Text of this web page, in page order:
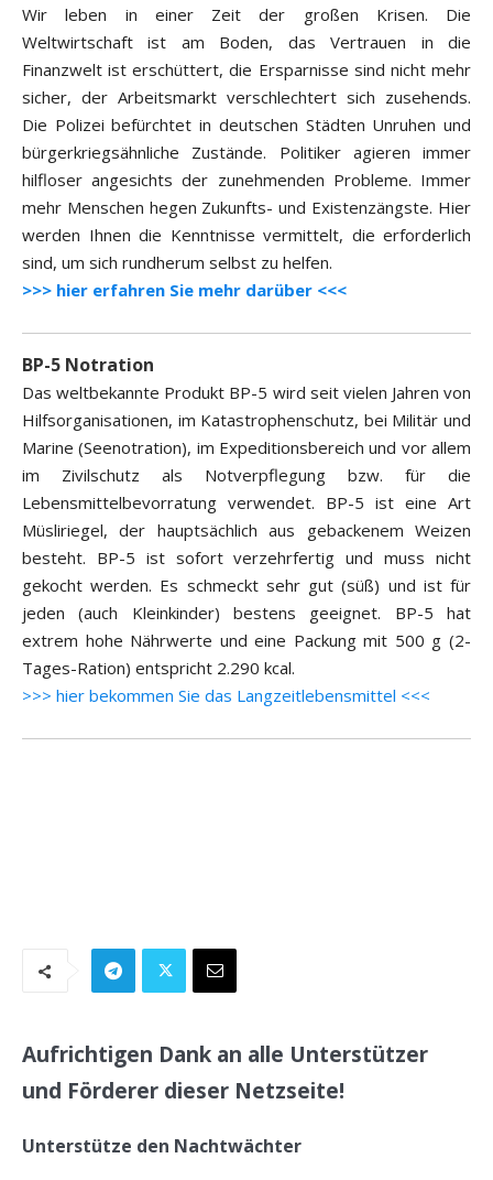
Wir leben in einer Zeit der großen Krisen. Die
Weltwirtschaft ist am Boden, das Vertrauen in die
Finanzwelt ist erschüttert, die Ersparnisse sind nicht mehr
sicher, der Arbeitsmarkt verschlechtert sich zusehends.
Die Polizei befürchtet in deutschen Städten Unruhen und
bürgerkriegsähnliche Zustände. Politiker agieren immer
hilfloser angesichts der zunehmenden Probleme. Immer
mehr Menschen hegen Zukunfts- und Existenzängste. Hier
werden Ihnen die Kenntnisse vermittelt, die erforderlich
sind, um sich rundherum selbst zu helfen.
>>> hier erfahren Sie mehr darüber <<<
BP-5 Notration
Das weltbekannte Produkt BP-5 wird seit vielen Jahren von
Hilfsorganisationen, im Katastrophenschutz, bei Militär und
Marine (Seenotration), im Expeditionsbereich und vor allem
im Zivilschutz als Notverpflegung bzw. für die
Lebensmittelbevorratung verwendet. BP-5 ist eine Art
Müsliriegel, der hauptsächlich aus gebackenem Weizen
besteht. BP-5 ist sofort verzehrfertig und muss nicht
gekocht werden. Es schmeckt sehr gut (süß) und ist für
jeden (auch Kleinkinder) bestens geeignet. BP-5 hat
extrem hohe Nährwerte und eine Packung mit 500 g (2-
Tages-Ration) entspricht 2.290 kcal.
>>> hier bekommen Sie das Langzeitlebensmittel <<<
Aufrichtigen Dank an alle Unterstützer
und Förderer dieser Netzseite!
Unterstütze den Nachtwächter